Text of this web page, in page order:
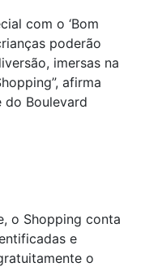
com o ‘Bom
poderão
imersas na
afirma
do Boulevard
o Shopping conta
e
o